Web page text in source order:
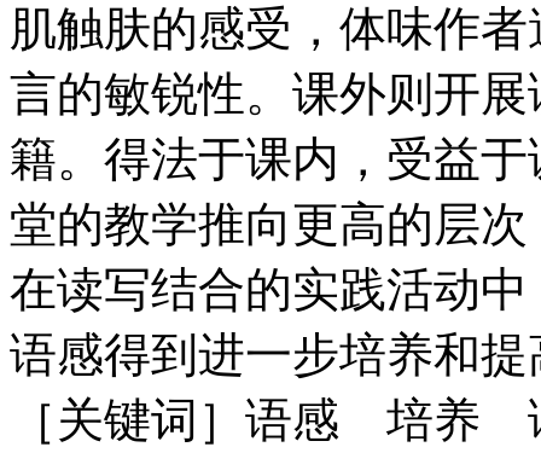
肌触肤的感受，体味作
言的敏锐性。课外则开
籍。得法于课内，受益
堂的教学推向更高的层
在读写结合的实践活动
语感得到进一步培养和提
［关键词］语感 培养